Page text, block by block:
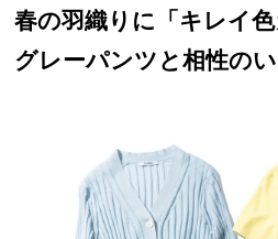
記憶
に一
生残
家族
旅】
を
春の羽織りに「キレイ色
グレーパンツと相性の